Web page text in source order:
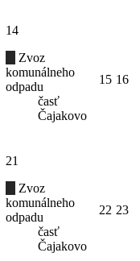
14
Zvoz
komunálneho
odpadu
časť
Čajakovo
15 16
21
Zvoz
komunálneho
odpadu
časť
Čajakovo
22 23